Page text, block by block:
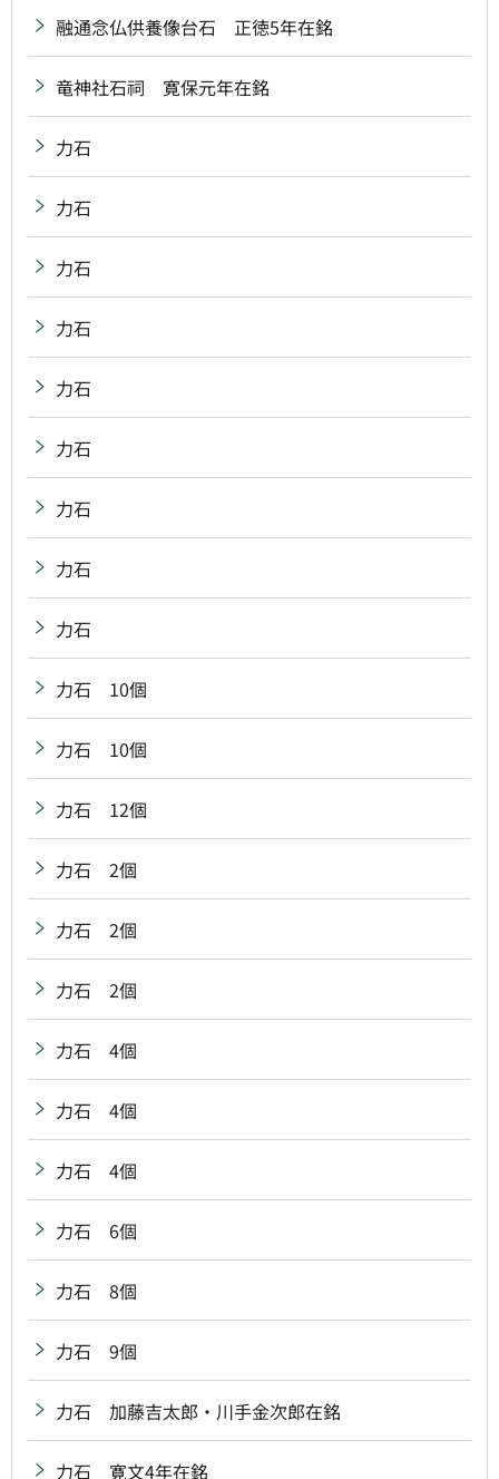
融通念仏供養像台石 正徳5年在銘
竜神社石祠 寛保元年在銘
力石
力石
力石
力石
力石
力石
力石
力石
力石
力石 10個
力石 10個
力石 12個
力石 2個
力石 2個
力石 2個
力石 4個
力石 4個
力石 4個
力石 6個
力石 8個
力石 9個
力石 加藤吉太郎・川手金次郎在銘
力石 寛文4年在銘